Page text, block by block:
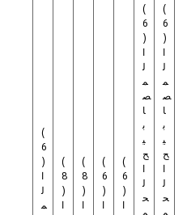
(
6
)
ا
ل
م
(
8
)
ا
(
8
)
ا
(
6
)
ا
(
6
)
ا
(
6
)
ا
ل
م
ص
ا
ب
ي
ح
ا
ل
ح
م
(
6
)
ا
ل
م
ص
ا
ب
ي
ح
ا
ل
ح
م